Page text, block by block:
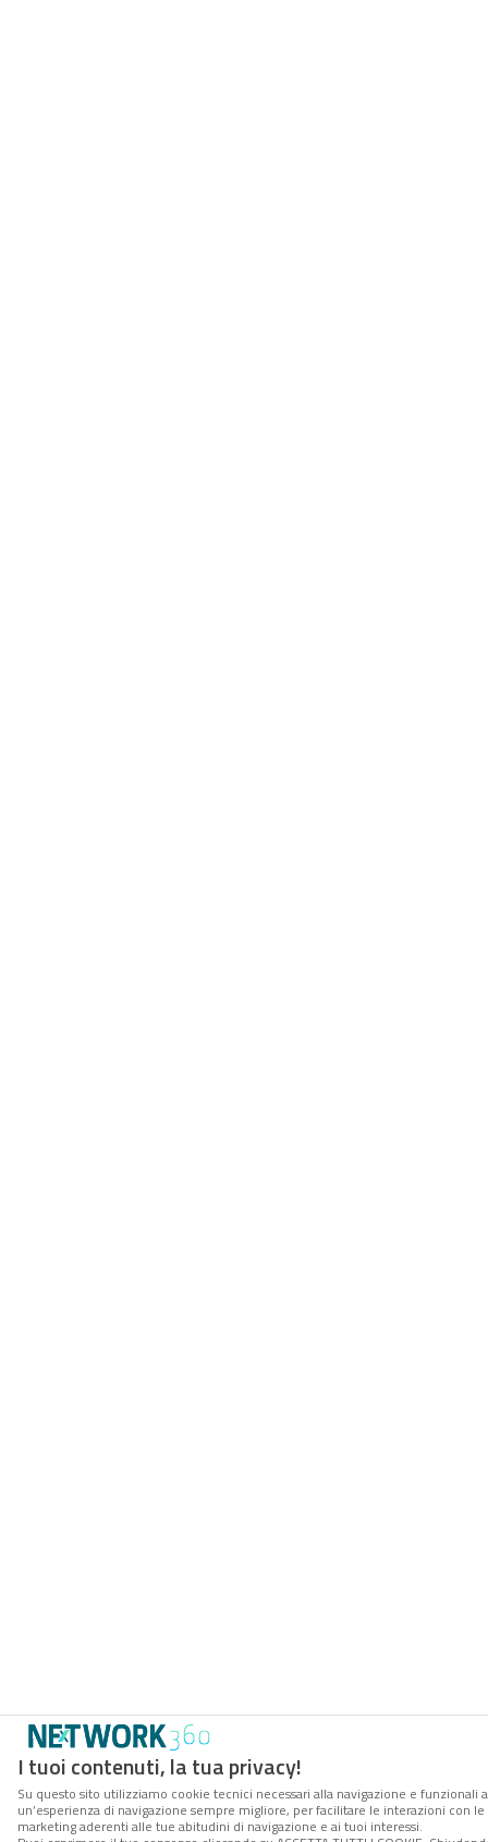
I tuoi contenuti, la tua privacy!
Su questo sito utilizziamo cookie tecnici necessari alla navigazione e
un’esperienza di navigazione sempre migliore, per facilitare le interazioni con
marketing aderenti alle tue abitudini di navigazione e ai tuoi interessi.